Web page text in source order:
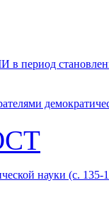
период
науки (с. 135-